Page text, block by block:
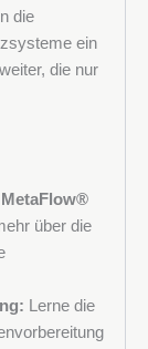
Design
die
ein
die nur
über die
Lerne die